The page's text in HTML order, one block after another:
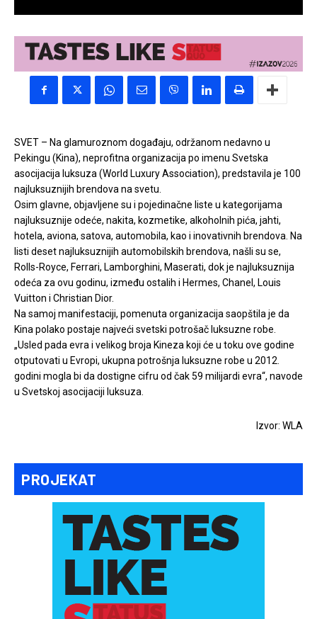
PROJEKAT
SVET – Na glamuroznom događaju, održanom nedavno u
Pekingu (Kina), neprofitna organizacija po imenu Svetska
asocijacija luksuza (World Luxury Association), predstavila je 100
najluksuznijih brendova na svetu.
Osim glavne, objavljene su i pojedinačne liste u kategorijama
najluksuznije odeće, nakita, kozmetike, alkoholnih pića, jahti,
hotela, aviona, satova, automobila, kao i inovativnih brendova. Na
listi deset najluksuznijih automobilskih brendova, našli su se,
Rolls-Royce, Ferrari, Lamborghini, Maserati, dok je najluksuznija
odeća za ovu godinu, između ostalih i Hermes, Chanel, Louis
Vuitton i Christian Dior.
Na samoj manifestaciji, pomenuta organizacija saopštila je da
Kina polako postaje najveći svetski potrošač luksuzne robe.
„Usled pada evra i velikog broja Kineza koji će u toku ove godine
otputovati u Evropi, ukupna potrošnja luksuzne robe u 2012.
godini mogla bi da dostigne cifru od čak 59 milijardi evra“, navode
u Svetskoj asocijaciji luksuza.
Izvor: WLA